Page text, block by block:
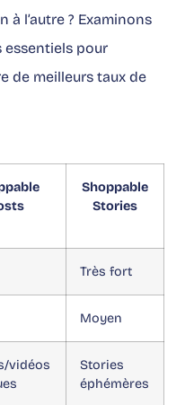
à l’autre ? Examinons
essentiels pour
de meilleurs taux de
Shoppable
Stories
Très fort
Moyen
vidéos
Stories
éphémères